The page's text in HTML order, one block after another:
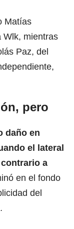
Matías
Wlk, mientras
Paz, del
pero
daño en
el lateral
a
en el fondo
del